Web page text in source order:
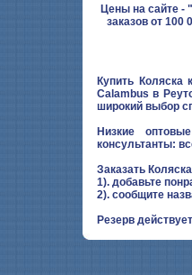
Цены на сайте -
заказов от 100
Купить
Calambus в
широкий выбор
Низкие
консультанты:
Заказать
1). добавьте
2). сообщите
Резерв